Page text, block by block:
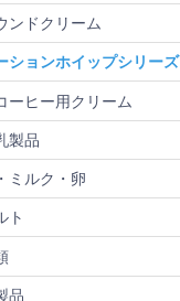
ンドクリーム
ションホイップシリーズ
ーヒー用クリーム
製品
ミルク・卵
ト
品